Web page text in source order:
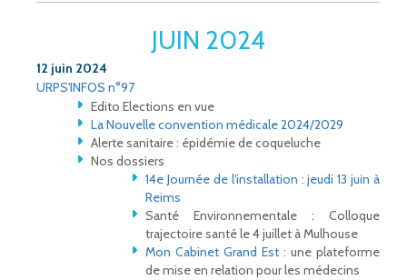
JUIN 2024
12 juin 2024
URPS'INFOS n°97
Edito Elections en vue
La Nouvelle convention médicale 2024/2029
Alerte sanitaire : épidémie de coqueluche
Nos dossiers
14e Journée de l'installation : jeudi 13 juin à
Reims
Santé Environnementale : Colloque
trajectoire santé le 4 juillet à Mulhouse
Mon Cabinet Grand Est : une plateforme
de mise en relation pour les médecins